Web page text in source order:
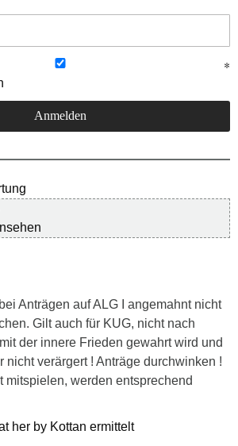
Anträgen auf ALG I angemahnt nicht
Gilt auch für KUG, nicht nach
der innere Frieden gewahrt wird und
nicht verärgert ! Anträge durchwinken !
mitspielen, werden entsprechend
her by Kottan ermittelt